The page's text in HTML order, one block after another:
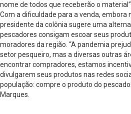
nome de todos que receberão o
Com a dificuldade para a venda, embora
presidente da colônia sugere uma
pescadores consigam escoar seus
moradores da região. “A pandemia
setor pesqueiro, mas a diversas outras
encontrar compradores, estamos
divulgarem seus produtos nas redes
população: compre o produto do
Marques.